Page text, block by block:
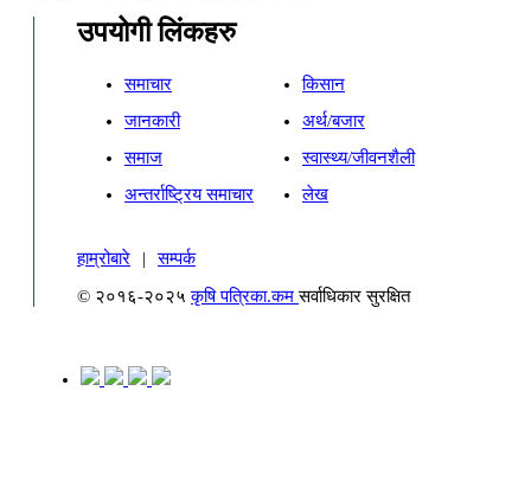
उपयोगी लिंकहरु
समाचार
किसान
जानकारी
अर्थ/बजार
समाज
स्वास्थ्य/जीवनशैली
अन्तर्राष्ट्रिय समाचार
लेख
हाम्रोबारे |
सम्पर्क
© २०१६-२०२५कृषि पत्रिका.कमसर्वाधिकार सुरक्षित